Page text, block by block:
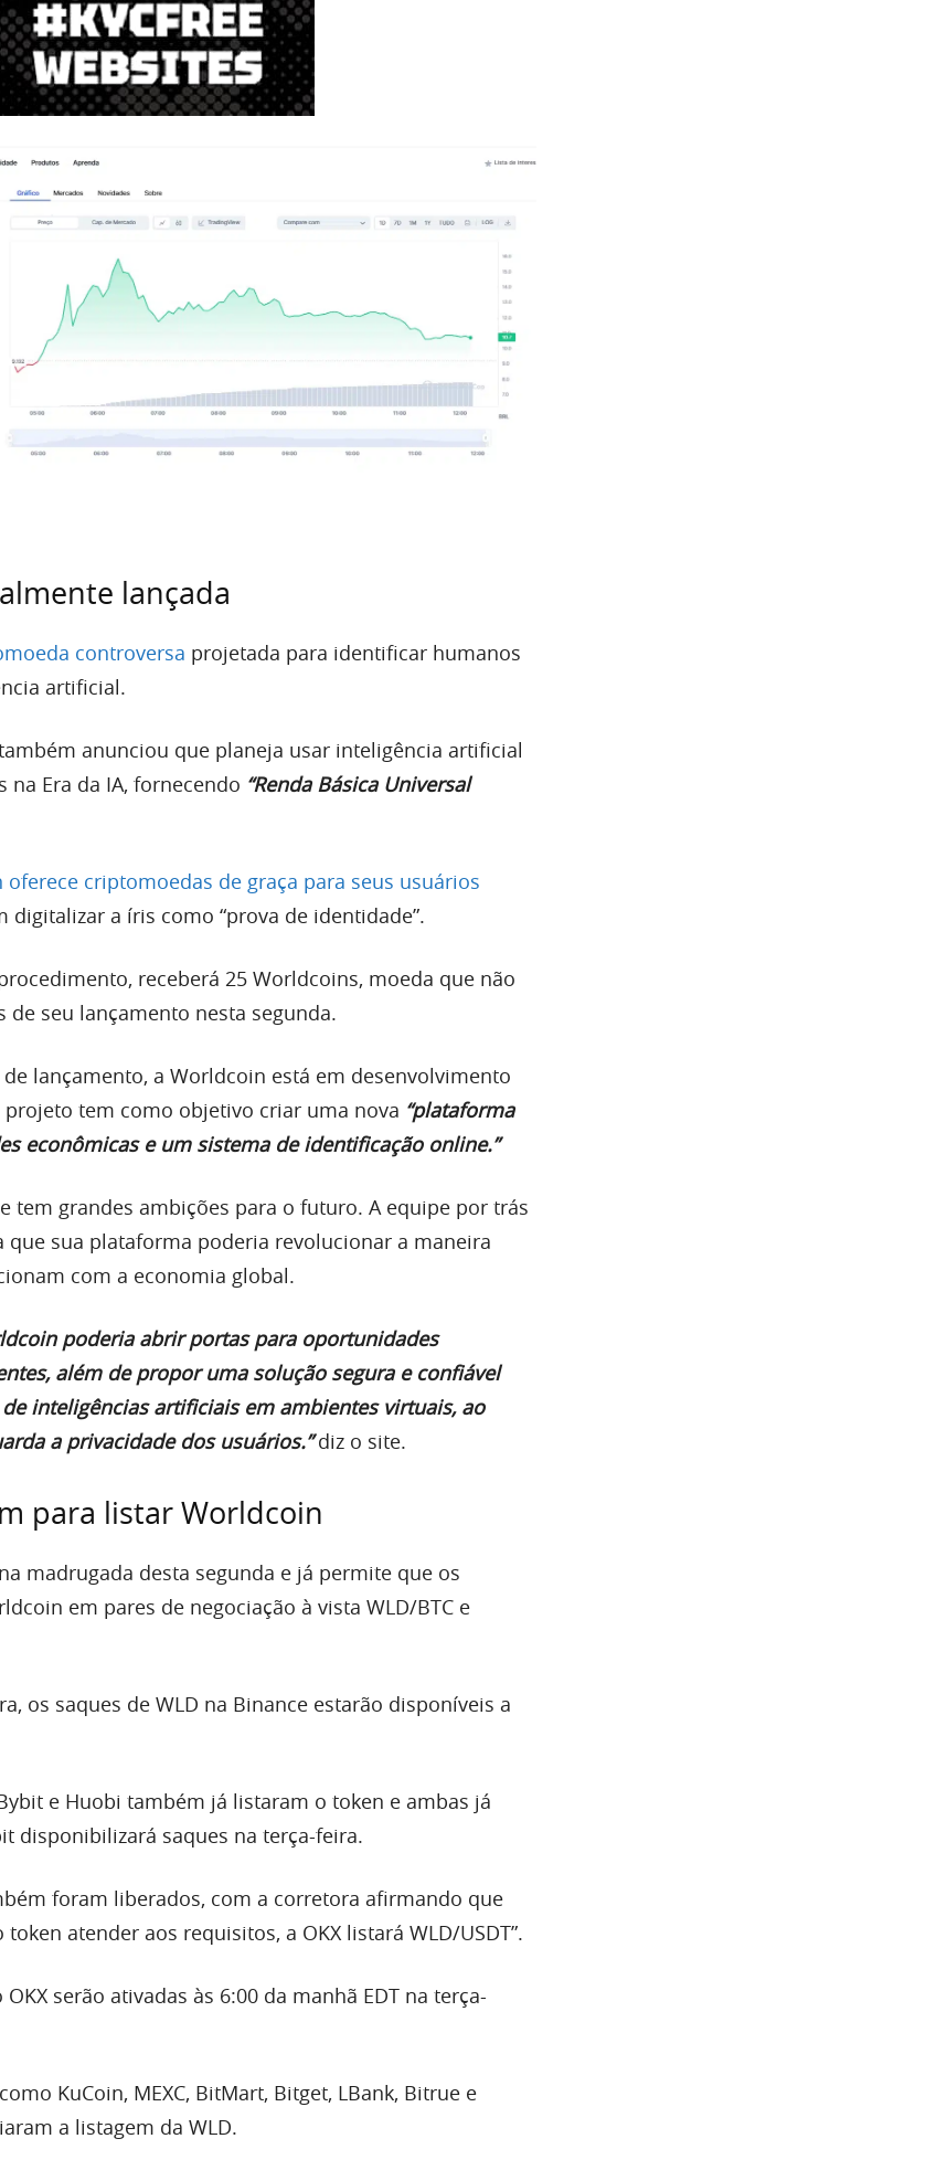
lançada
controversa projetada para identificar humanos
artificial.
anunciou que planeja usar inteligência artificial
na Era da IA, fornecendo “Renda Básica Universal
oferece criptomoedas de graça para seus usuários
digitalizar a íris como “prova de identidade”.
receberá 25 Worldcoins, moeda que não
seu lançamento nesta segunda.
lançamento, a Worldcoin está em desenvolvimento
projeto tem como objetivo criar uma nova “plataforma
econômicas e um sistema de identificação online.”
tem grandes ambições para o futuro. A equipe por trás
que sua plataforma poderia revolucionar a maneira
com a economia global.
poderia abrir portas para oportunidades
além de propor uma solução segura e confiável
inteligências artificiais em ambientes virtuais, ao
a privacidade dos usuários.”diz o site.
para listar Worldcoin
madrugada desta segunda e já permite que os
em pares de negociação à vista WLD/BTC e
os saques de WLD na Binance estarão disponíveis a
e Huobi também já listaram o token e ambas já
disponibilizará saques na terça-feira.
foram liberados, com a corretora afirmando que
atender aos requisitos, a OKX listará WLD/USDT”.
serão ativadas às 6:00 da manhã EDT na terça-
KuCoin, MEXC, BitMart, Bitget, LBank, Bitrue e
a listagem da WLD.